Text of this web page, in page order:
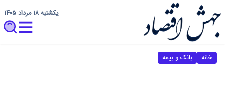
یکشنبه ۱۸ مرداد ۱۴۰۵
خانه بانک و بیمه